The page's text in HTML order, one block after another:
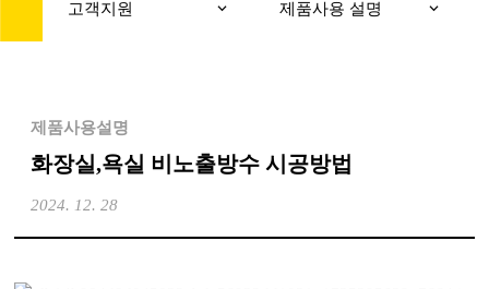
고객지원 제품사용 설명
제품사용설명
화장실,욕실 비노출방수 시공방법
2024. 12. 28